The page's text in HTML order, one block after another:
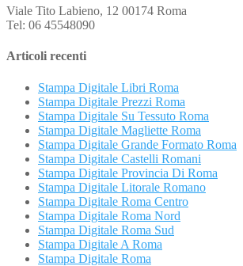
Viale Tito Labieno, 12 00174 Roma
Tel: 06 45548090
Articoli recenti
Stampa Digitale Libri Roma
Stampa Digitale Prezzi Roma
Stampa Digitale Su Tessuto Roma
Stampa Digitale Magliette Roma
Stampa Digitale Grande Formato Roma
Stampa Digitale Castelli Romani
Stampa Digitale Provincia Di Roma
Stampa Digitale Litorale Romano
Stampa Digitale Roma Centro
Stampa Digitale Roma Nord
Stampa Digitale Roma Sud
Stampa Digitale A Roma
Stampa Digitale Roma